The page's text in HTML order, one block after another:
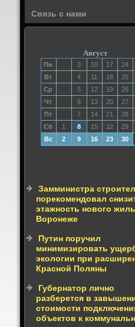
Связь с нами
Август
Пн 3 10 17 24
Вт
4 11 18
25
Ср
5 12 19
26
Чт
6 13 20
27
Пт
7 14 21
28
Сб
1 8 15 22
29
Вс
2 9 16 23 30
Замминистра
порекомендовал
этажность нового
Воронеже
Путин поручил
минимизировать
экологии при
Красной Поляны
Губернатор лично
разберется в
стоимости
объектов к